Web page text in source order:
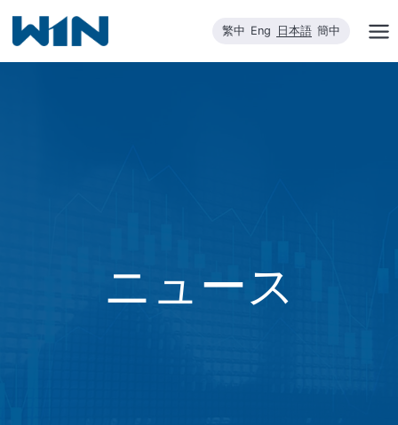
を
繁中 Eng 日本語 簡中
ニュース